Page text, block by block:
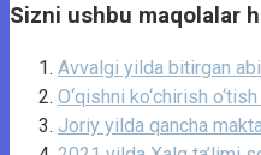
Sizni ushbu maqolalar
Avvalgi yilda bitirgan
O‘qishni ko‘chirish
Joriy yilda qancha